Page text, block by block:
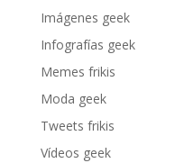
Imágenes geek
Infografías geek
Memes frikis
Moda geek
Tweets frikis
Vídeos geek